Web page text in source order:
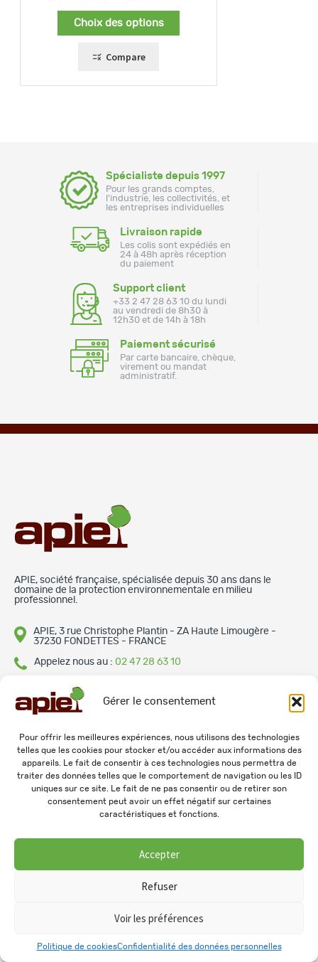
Gérer le consentement
Pour offrir les meilleures expériences, nous utilisons des technologies
telles que les cookies pour stocker et/ou accéder aux informations des
appareils. Le fait de consentir à ces technologies nous permettra de
traiter des données telles que le comportement de navigation ou les ID
uniques sur ce site. Le fait de ne pas consentir ou de retirer son
consentement peut avoir un effet négatif sur certaines
caractéristiques et fonctions.
Accepter
Refuser
Voir les préférences
Politique de cookiesConfidentialité des données personnelles
Choix des options
Compare
Spécialiste depuis 1997
Pour les grands comptes,
l'industrie, les collectivités, et
les entreprises individuelles
Livraison rapide
Les colis sont expédiés en
24 à 48h après réception
du paiement
Support client
+33 2 47 28 63 10 du lundi
au vendredi de 8h30 à
12h30 et de 14h à 18h
Paiement sécurisé
Par carte bancaire, chèque,
virement ou mandat
administratif.
APIE, société française, spécialisée depuis 30 ans dans le
domaine de la protection environnementale en milieu
professionnel.
APIE, 3 rue Christophe Plantin - ZA Haute Limougère -
37230 FONDETTES - FRANCE
Appelez nous au : 02 47 28 63 10
apie@apie.fr
NOTRE SOCIÉTÉ
Qui sommes nous ?
INFORMATIONS